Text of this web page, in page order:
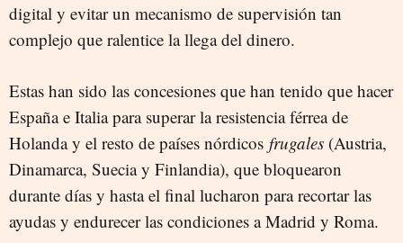
digital y evitar un mecanismo de supervisión tan
complejo que ralentice la llega del dinero.
Estas han sido las concesiones que han tenido que hacer
España e Italia para superar la resistencia férrea de
Holanda y el resto de países nórdicos frugales (Austria,
Dinamarca, Suecia y Finlandia), que bloquearon
durante días y hasta el final lucharon para recortar las
ayudas y endurecer las condiciones a Madrid y Roma.